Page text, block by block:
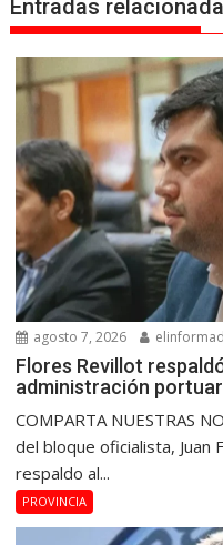
Entradas
agosto 7, 2026
Flores Revillot
administración
COMPARTA NUESTRAS
del bloque oficialista, Juan
respaldo al...
PROVINCIA